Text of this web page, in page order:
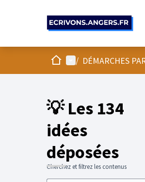
AccueilMenu principal
/ DÉMARCHES
💡 Les 134
idées
déposées
Cherchez et filtrez les contenus